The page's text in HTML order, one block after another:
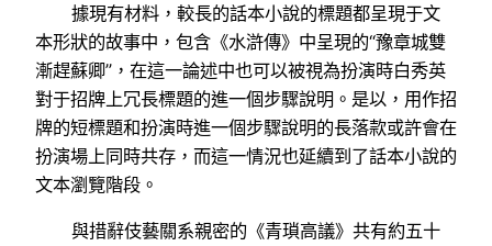
據現有材料，較長的話本小說的標題都呈現于文
本形狀的故事中，包含《水滸傳》中呈現的“豫章城雙
漸趕蘇卿”，在這一論述中也可以被視為扮演時白秀英
對于招牌上冗長標題的進一個步驟說明。是以，用作招
牌的短標題和扮演時進一個步驟說明的長落款或許會在
扮演場上同時共存，而這一情況也延續到了話本小說的
文本瀏覽階段。
與措辭伎藝關系親密的《青瑣高議》共有約五十